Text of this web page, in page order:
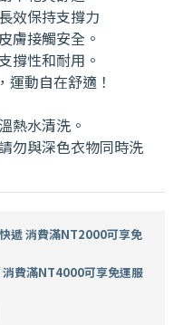
效保持支撐力
膚接觸安全。
撐性和耐用。
運動自在舒適！
熱水清洗。
勿與深色衣物同時洗
遞 消費滿NT2000可享免
消費滿NT4000可享免運服